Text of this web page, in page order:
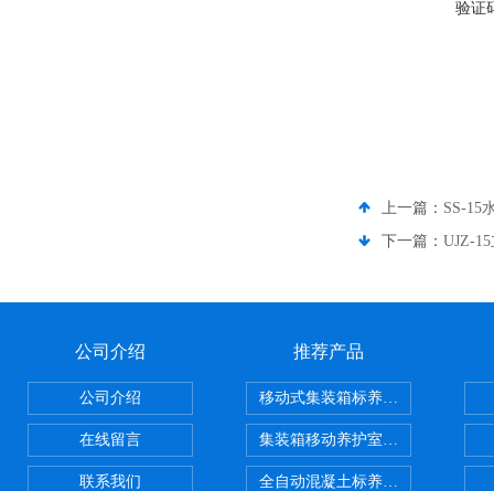
验证
上一篇： SS-15
下一篇： UJZ-
公司介绍
公司介绍
在线留言
联系我们
推荐产品
移动式集装箱标养室 养护室设备
集装箱移动养护室 标养室
全自动混凝土标养室恒温恒湿设备